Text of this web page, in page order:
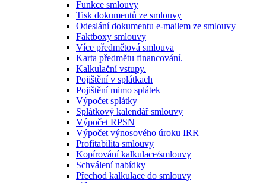
Funkce smlouvy
Tisk dokumentů ze smlouvy
Odeslání dokumentu e-mailem ze smlouvy
Faktboxy smlouvy
Více předmětová smlouva
Karta předmětu financování.
Kalkulační vstupy.
Pojištění v splátkach
Pojištění mimo splátek
Výpočet splátky
Splátkový kalendář smlouvy
Výpočet RPSN
Výpočet výnosového úroku IRR
Profitabilita smlouvy
Kopírování kalkulace/smlouvy
Schválení nabídky
Přechod kalkulace do smlouvy